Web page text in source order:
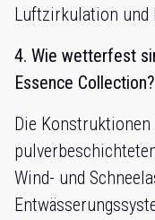
Luftzirkulation und
4. Wie wetterfest
Essence Collection?
Die
Wind- und